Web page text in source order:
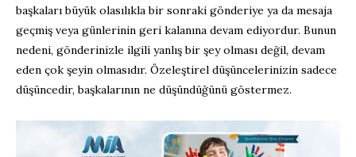
başkaları büyük olasılıkla bir sonraki gönderiye ya da mesaja
geçmiş veya günlerinin geri kalanına devam ediyordur. Bunun
nedeni, gönderinizle ilgili yanlış bir şey olması değil, devam
eden çok şeyin olmasıdır. Özeleştirel düşüncelerinizin sadece
düşüncedir, başkalarının ne düşündüğünü göstermez.